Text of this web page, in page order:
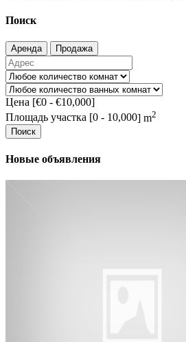
Поиск
Аренда Продажа
Цена [€0 - €10,000]
Площадь участка [0 - 10,000] m2
Поиск
Новые объявления